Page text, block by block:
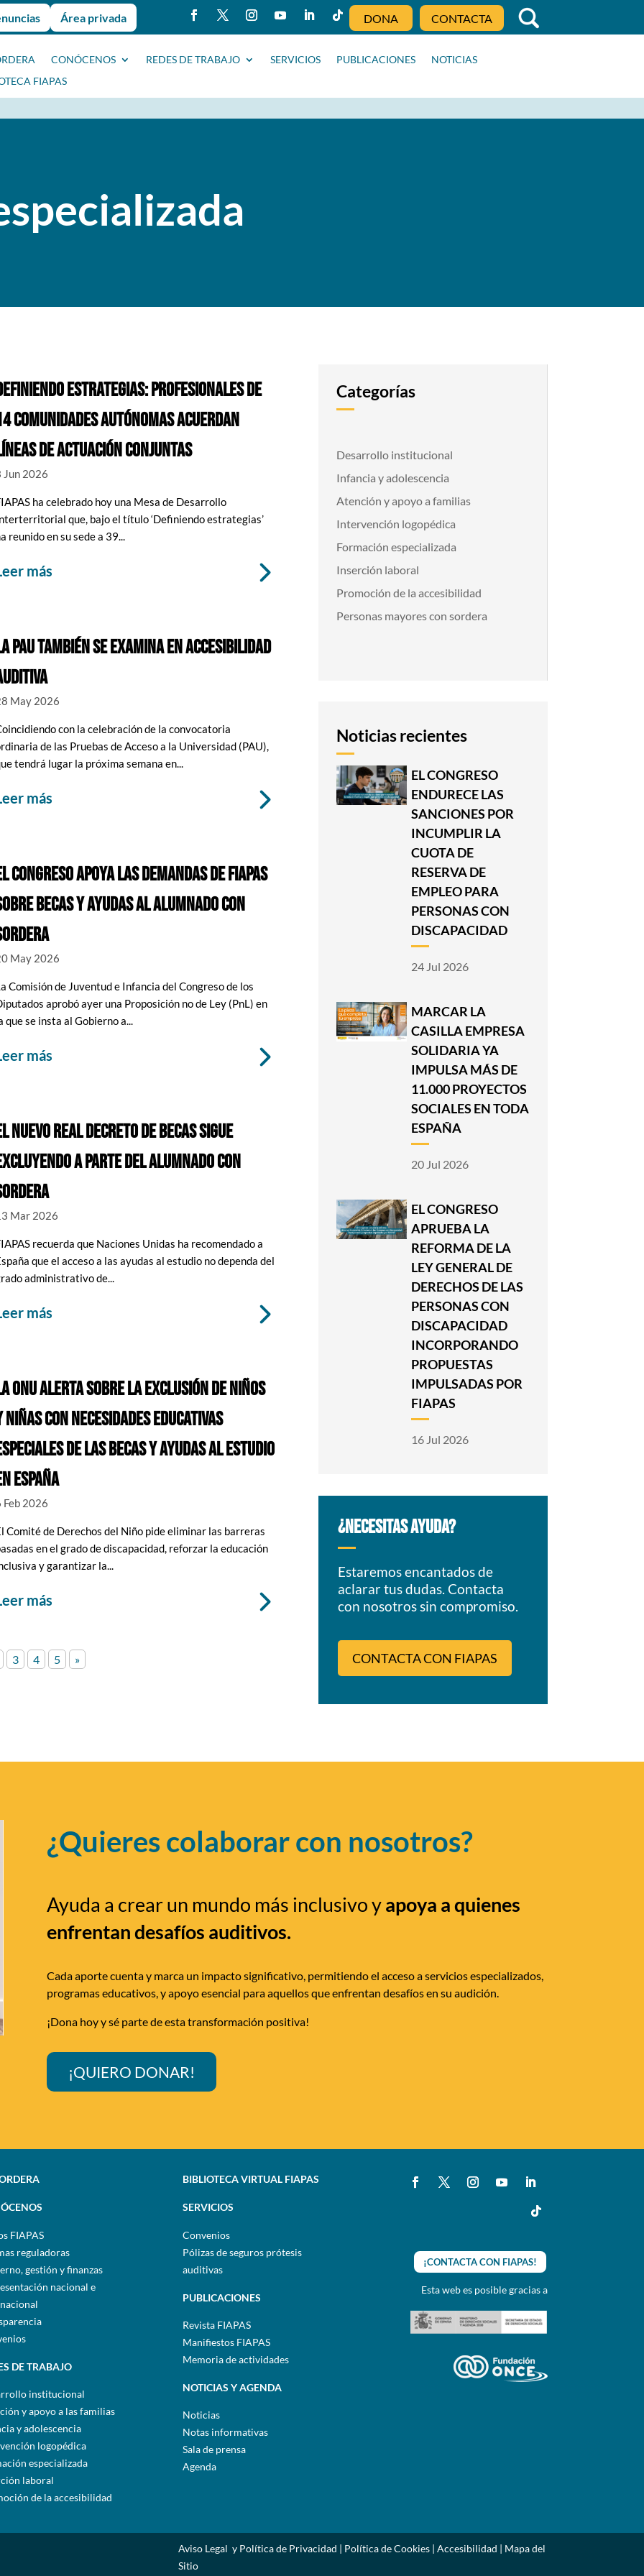
Área privada DONA CONTACTA
CONÓCENOS REDES DE TRABAJO SERVICIOS PUBLICACIONES
NOTICIAS
FIAPAS
ESTRATEGIAS: PROFESIONALES DE
COMUNIDADES AUTÓNOMAS ACUERDAN
DE ACTUACIÓN CONJUNTAS
Jun 2026
ha celebrado hoy una Mesa de Desarrollo
que, bajo el título ‘Definiendo estrategias’
reunido en su sede a 39...
leer más
PAU TAMBIÉN SE EXAMINA EN ACCESIBILIDAD
May 2026
con la celebración de la convocatoria
de las Pruebas de Acceso a la Universidad (PAU),
tendrá lugar la próxima semana en...
leer más
CONGRESO APOYA LAS DEMANDAS DE FIAPAS
BECAS Y AYUDAS AL ALUMNADO CON
May 2026
Comisión de Juventud e Infancia del Congreso de los
aprobó ayer una Proposición no de Ley (PnL) en
que se insta al Gobierno a...
leer más
NUEVO REAL DECRETO DE BECAS SIGUE
A PARTE DEL ALUMNADO CON
Mar 2026
recuerda que Naciones Unidas ha recomendado a
que el acceso a las ayudas al estudio no dependa del
administrativo de...
leer más
ONU ALERTA SOBRE LA EXCLUSIÓN DE NIÑOS
NIÑAS CON NECESIDADES EDUCATIVAS
DE LAS BECAS Y AYUDAS AL ESTUDIO
ESPAÑA
Feb 2026
Comité de Derechos del Niño pide eliminar las barreras
en el grado de discapacidad, reforzar la educación
y garantizar la...
leer más
3 4 5 »
Categorías
Desarrollo institucional
Infancia y adolescencia
Atención y apoyo a familias
Intervención logopédica
Formación especializada
Inserción laboral
Promoción de la accesibilidad
Personas mayores con sordera
EL CONGRESO
ENDURECE LAS
SANCIONES POR
INCUMPLIR LA
CUOTA DE
RESERVA DE
EMPLEO PARA
PERSONAS CON
DISCAPACIDAD
24 Jul 2026
MARCAR LA
CASILLA EMPRESA
SOLIDARIA YA
IMPULSA MÁS DE
11.000 PROYECTOS
SOCIALES EN TODA
ESPAÑA
20 Jul 2026
EL CONGRESO
APRUEBA LA
REFORMA DE LA
LEY GENERAL DE
DERECHOS DE LAS
PERSONAS CON
DISCAPACIDAD
INCORPORANDO
PROPUESTAS
IMPULSADAS POR
FIAPAS
16 Jul 2026
Noticias recientes
¿NECESITAS AYUDA?
Estaremos encantados de
aclarar tus dudas. Contacta
con nosotros sin compromiso.
CONTACTA CON FIAPAS
¿Quieres colaborar con nosotros?
Ayuda a crear un mundo más inclusivo yapoya a quienes
enfrentan desafíos auditivos.
Cada aporte cuenta y marca un impacto significativo, permitiendo el acceso a servicios especializados,
programas educativos, y apoyo esencial para aquellos que enfrentan desafíos en su audición.
¡Dona hoy y sé parte de esta transformación positiva!
¡QUIERO DONAR!
FIAPAS
reguladoras
gestión y finanzas
nacional e
DE TRABAJO
institucional
y apoyo a las familias
y adolescencia
logopédica
especializada
laboral
de la accesibilidad
BIBLIOTECA VIRTUAL FIAPAS
SERVICIOS
Convenios
Pólizas de seguros prótesis
auditivas
PUBLICACIONES
Revista FIAPAS
Manifiestos FIAPAS
Memoria de actividades
NOTICIAS Y AGENDA
Noticias
Notas informativas
Sala de prensa
Agenda
¡CONTACTA CON FIAPAS!
Esta web es posible gracias a
Aviso Legal y Política de Privacidad | Política de Cookies| Accesibilidad | Mapa del
Sitio